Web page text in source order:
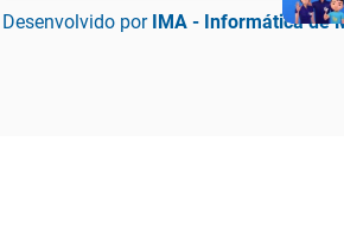
Desenvolvido por IMA - Informática de